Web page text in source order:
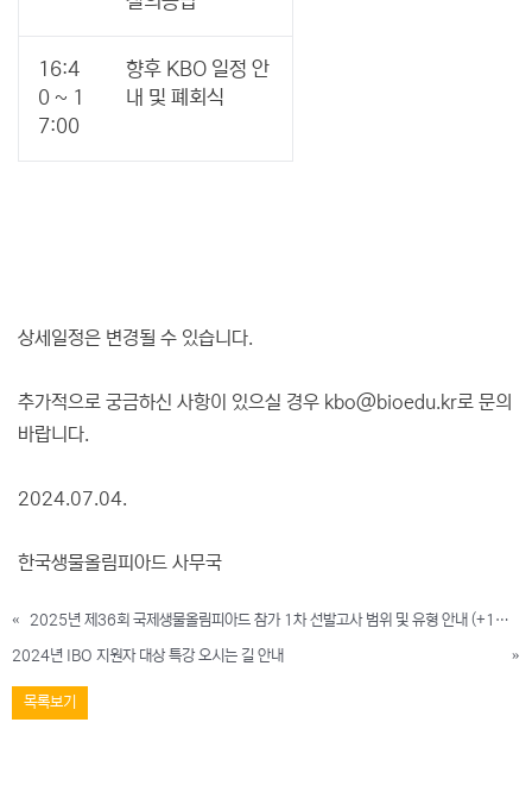
16:4
0 ~ 1
7:00
향후 KBO 일정 안
내 및 폐회식
상세일정은 변경될 수 있습니다.
추가적으로 궁금하신 사항이 있으실 경우 kbo@bioedu.kr로 문의
바랍니다.
2024.07.04.
한국생물올림피아드 사무국
«
2025년 제36회 국제생물올림피아드 참가 1차 선발고사 범위 및 유형 안내 (+1차후보자 원격교육 정정 안내)
2024년 IBO 지원자 대상 특강 오시는 길 안내
»
목록보기